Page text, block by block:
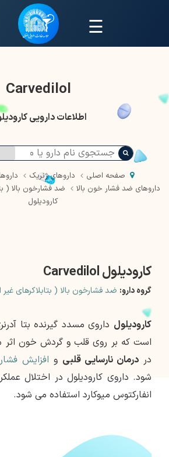
☰
Carvedilol
اطلاعات دارویی
صفحه اصلی داروهای ژنریک
داروهای ضد فشار خون بالا
ضد فشارخون بالا (
کارودیلول
کارودیلول Carvedilol
گروه دارو: ضد فشارخون بالا ( بتابلاکرهای غیر
کارودیلول داروی مسدد گیرنده بتا
است که بر روی قلب و گردش خون اثر
در درمان نارسایی قلبی و افزایش
شود. داروی کارودیلول در اختلال
انفارکتوس میوکارد استفاده می شود.